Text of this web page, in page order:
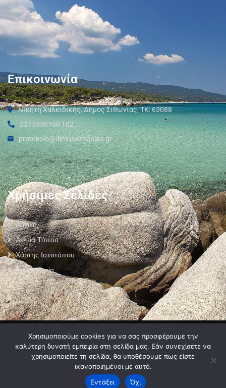
Επικοινωνία
Νικήτη Χαλκιδικής, Δήμος Σιθωνίας, ΤΚ: 63088
2375350100 102
protokolo@dimossithonias.gr
Χρήσιμες Σελίδες
Αρχική
Δελτία Τύπου
Χάρτης Ιστοτόπου
Επικοινωνία
Όροι Χρήσης
2024 © Developed byMyCompany Projects
Χρησιμοποιούμε cookies για να σας προσφέρουμε την
καλύτερη δυνατή εμπειρία στη σελίδα μας. Εάν συνεχίσετε να
χρησιμοποιείτε τη σελίδα, θα υποθέσουμε πως είστε
ικανοποιημένοι με αυτό.
Εντάξει
Όχι